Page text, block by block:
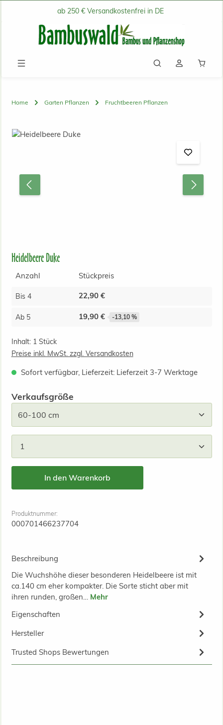
Zum Hauptinhalt springenab 250 € Versandkostenfrei in DE
Home Garten Pflanzen Fruchtbeeren Pflanzen
Bildergalerie überspringen
Heidelbeere Duke
Anzahl Stückpreis
Bis 4 22,90 €
Ab 5 19,90 € -13,10 %
Inhalt: 1 Stück
Preise inkl. MwSt. zzgl. Versandkosten
Sofort verfügbar, Lieferzeit: Lieferzeit 3-7 Werktage
Verkaufsgrößeauswählen
In den Warenkorb
Produktnummer:
000701466237704
Beschreibung
Die Wuchshöhe dieser besonderen Heidelbeere ist mit
ca.140 cm eher kompakter. Die Sorte sticht aber mit
ihren runden, großen… Mehr
Eigenschaften
Hersteller
Trusted Shops Bewertungen